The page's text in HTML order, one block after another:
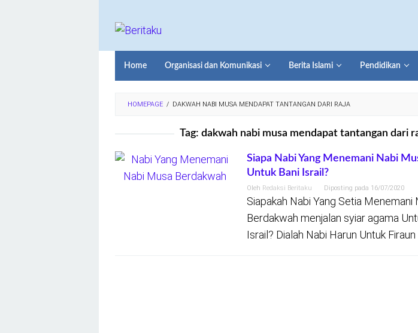
Home Organisasi dan Komunikasi Berita Islami Pendidikan
HOMEPAGE / DAKWAH NABI MUSA MENDAPAT TANTANGAN DARI RAJA
Tag: dakwah nabi musa mendapat tantangan dari
Siapa Nabi Yang Menemani Nabi
Untuk Bani Israil?
Oleh Redaksi Beritaku Diposting pada 16/07/2020
Siapakah Nabi Yang Setia Menemani
Berdakwah menjalan syiar agama
Israil? Dialah Nabi Harun Untuk Firaun